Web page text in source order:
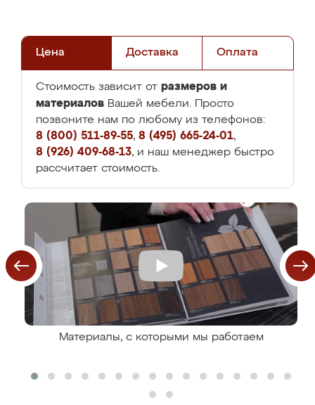
Цена Доставка Оплата
Стоимость зависит от размеров и
материалов Вашей мебели. Просто
позвоните нам по любому из телефонов:
8 (800) 511-89-55, 8 (495) 665-24-01,
8 (926) 409-68-13, и наш менеджер быстро
рассчитает стоимость.
Материалы, с которыми мы работаем